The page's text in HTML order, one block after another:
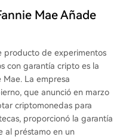
Mae Añade
producto de experimentos
con garantía cripto es la
La empresa
que anunció en marzo
criptomonedas para
proporcionó la garantía
al préstamo en un